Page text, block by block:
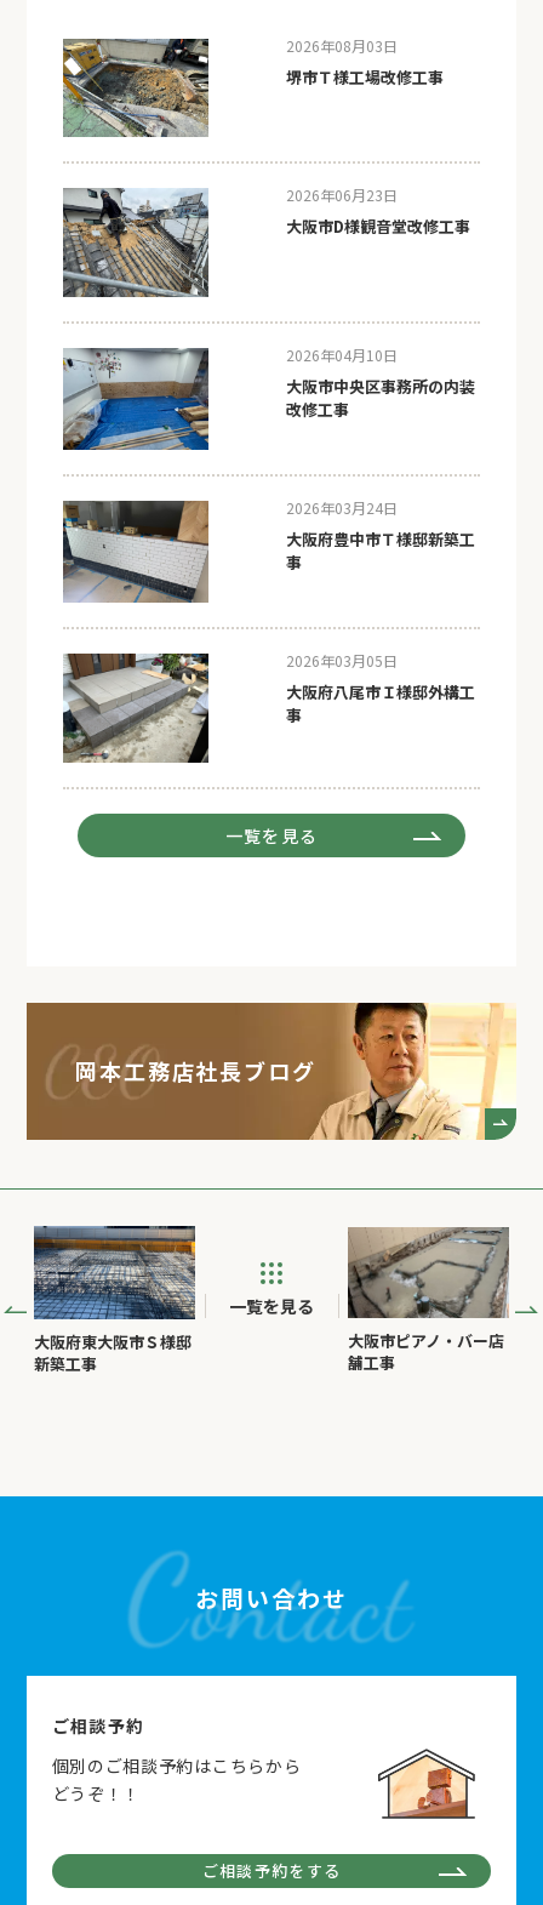
2026年08月03日
堺市Ｔ様工場改修工事
2026年06月23日
大阪市D様観音堂改修工事
2026年04月10日
大阪市中央区事務所の内装
改修工事
2026年03月24日
大阪府豊中市Ｔ様邸新築工
事
2026年03月05日
大阪府八尾市Ｉ様邸外構工
事
一覧を見る
岡本工務店社長ブログ
大阪府東大阪市Ｓ様邸
新築工事
一覧を見る
大阪市ピアノ・バー店
舗工事
お問い合わせ
ご相談予約
個別のご相談予約はこちらから
どうぞ！！
ご相談予約をする